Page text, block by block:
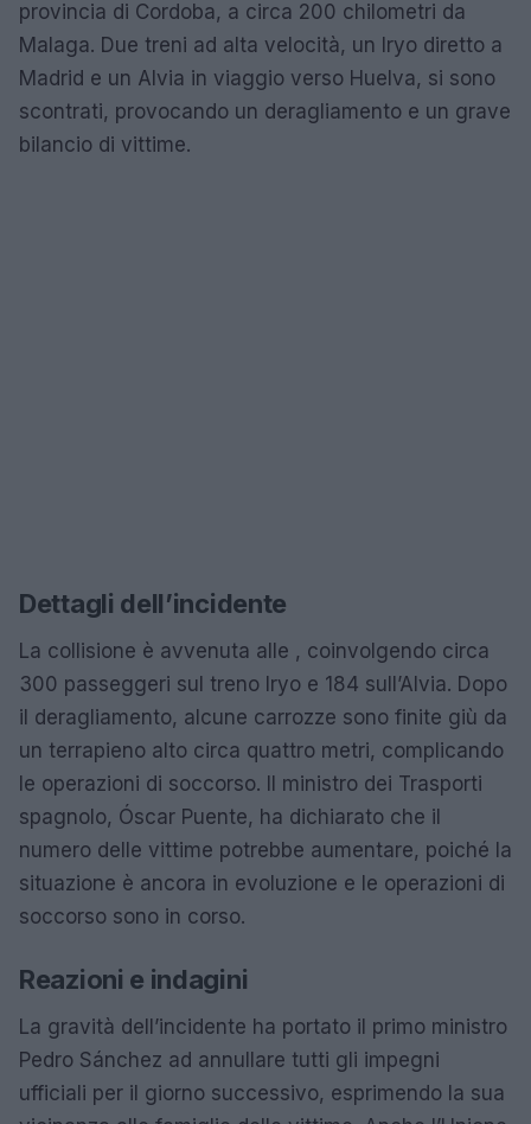
provincia di Cordoba, a circa 200 chilometri da
Malaga. Due treni ad alta velocità, un Iryo diretto a
Madrid e un Alvia in viaggio verso Huelva, si sono
scontrati, provocando un deragliamento e un grave
bilancio di vittime.
Dettagli dell’incidente
La collisione è avvenuta alle , coinvolgendo circa
300 passeggeri sul treno Iryo e 184 sull’Alvia. Dopo
il deragliamento, alcune carrozze sono finite giù da
un terrapieno alto circa quattro metri, complicando
le operazioni di soccorso. Il ministro dei Trasporti
spagnolo, Óscar Puente, ha dichiarato che il
numero delle vittime potrebbe aumentare, poiché la
situazione è ancora in evoluzione e le operazioni di
soccorso sono in corso.
Reazioni e indagini
La gravità dell’incidente ha portato il primo ministro
Pedro Sánchez ad annullare tutti gli impegni
ufficiali per il giorno successivo, esprimendo la sua